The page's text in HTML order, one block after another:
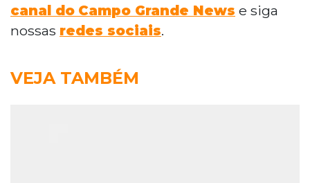
canal do Campo Grande News e siga
nossas redes sociais.
VEJA TAMBÉM